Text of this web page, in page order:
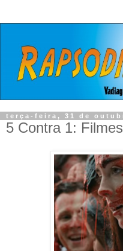
terça-feira, 31 de
5 Contra 1: